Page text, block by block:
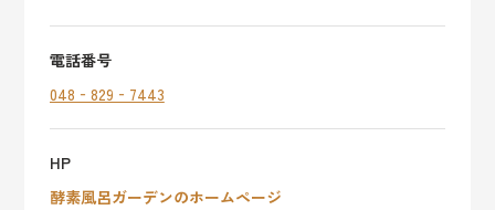
電話番号
048‐829‐7443
HP
酵素風呂ガーデンのホームページ